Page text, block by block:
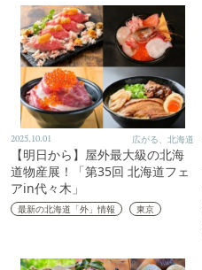
2025.10.01 広がる、北海道
【明日から】屋外最大級の北海
道物産展！「第35回 北海道フェ
アin代々木」
最新の北海道「外」情報 東京